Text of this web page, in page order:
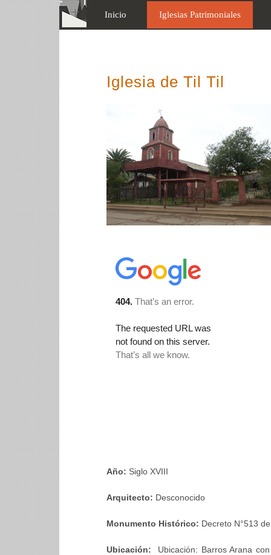
Inicio Iglesias Patrimoniales
Iglesia de Til Til
Año: Siglo XVIII
Arquitecto: Desconocido
Monumento Histórico: Decreto N°513
Ubicación: Ubicación: Barros Arana